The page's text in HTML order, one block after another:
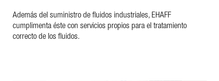
Además del suministro de fluidos industriales, EHAFF
cumplimenta éste con servicios propios para el tratamiento
correcto de los fluidos.